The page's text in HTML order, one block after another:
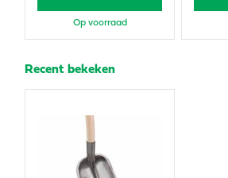
Op voorraad
Recent bekeken